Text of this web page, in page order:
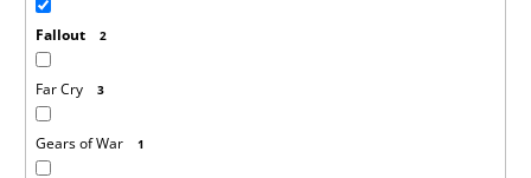
Fallout 2
Far Cry 3
Gears of War 1